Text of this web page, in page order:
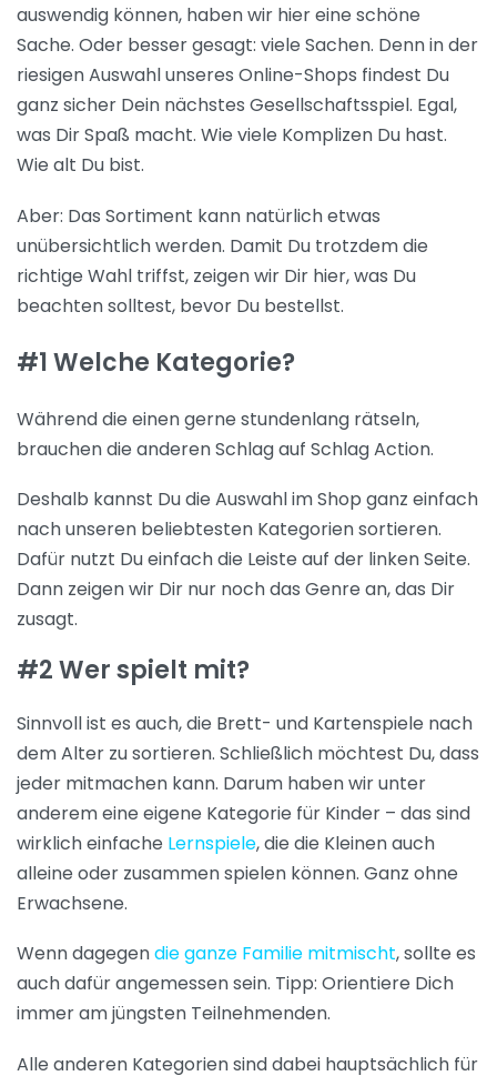
auswendig können, haben wir hier eine schöne
Sache. Oder besser gesagt: viele Sachen. Denn in der
riesigen Auswahl unseres Online-Shops findest Du
ganz sicher Dein nächstes Gesellschaftsspiel. Egal,
was Dir Spaß macht. Wie viele Komplizen Du hast.
Wie alt Du bist.
Aber: Das Sortiment kann natürlich etwas
unübersichtlich werden. Damit Du trotzdem die
richtige Wahl triffst, zeigen wir Dir hier, was Du
beachten solltest, bevor Du bestellst.
#1 Welche Kategorie?
Während die einen gerne stundenlang rätseln,
brauchen die anderen Schlag auf Schlag Action.
Deshalb kannst Du die Auswahl im Shop ganz einfach
nach unseren beliebtesten Kategorien sortieren.
Dafür nutzt Du einfach die Leiste auf der linken Seite.
Dann zeigen wir Dir nur noch das Genre an, das Dir
zusagt.
#2 Wer spielt mit?
Sinnvoll ist es auch, die Brett- und Kartenspiele nach
dem Alter zu sortieren. Schließlich möchtest Du, dass
jeder mitmachen kann. Darum haben wir unter
anderem eine eigene Kategorie für Kinder – das sind
wirklich einfache Lernspiele, die die Kleinen auch
alleine oder zusammen spielen können. Ganz ohne
Erwachsene.
Wenn dagegendie ganze Familie mitmischt, sollte es
auch dafür angemessen sein. Tipp: Orientiere Dich
immer am jüngsten Teilnehmenden.
Alle anderen Kategorien sind dabei hauptsächlich für